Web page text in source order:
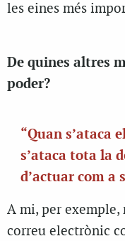
les eines més
De quines altres
poder?
“Quan s’ataca
s’ataca tota la
d’actuar com a
A mi, per
correu electrònic